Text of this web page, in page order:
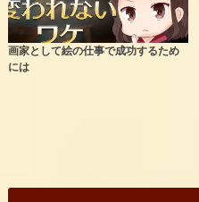
画家として絵の仕事で成功するため
には